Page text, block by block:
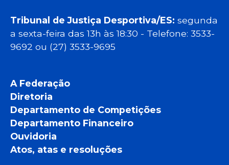
Tribunal de Justiça Desportiva/ES: segunda
a sexta-feira das 13h às 18:30 - Telefone: 3533-
9692 ou (27) 3533-9695
A Federação
Diretoria
Departamento de Competições
Departamento Financeiro
Ouvidoria
Atos, atas e resoluções